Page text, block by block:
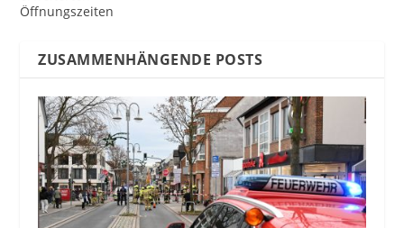
Öffnungszeiten
ZUSAMMENHÄNGENDE POSTS